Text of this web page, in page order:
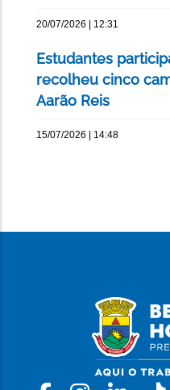
20/07/2026 | 12:31
Estudantes
recolheu cinco
Aarão Reis
15/07/2026 | 14:48